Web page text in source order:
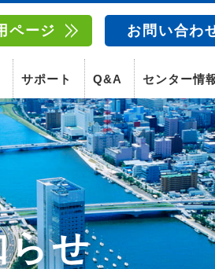
南東北センター(福島)
ページ お問い合わ
固定電話 動画配
マホ 固定電話
サポート Q&A センター情
函館センター
らせ